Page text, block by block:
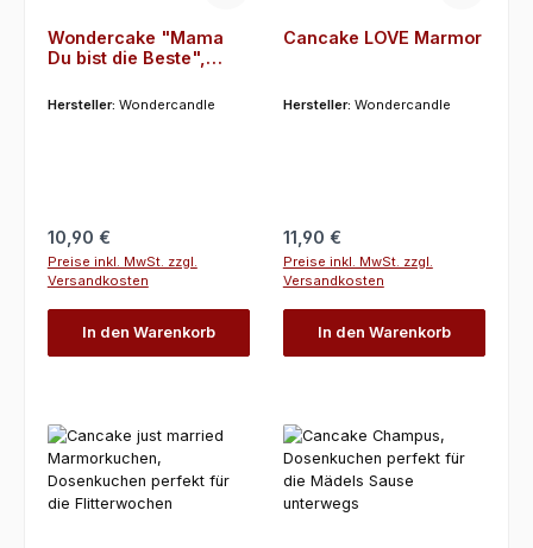
Wondercake "Mama
Du bist die Beste",
für den Muttertag mit
Hersteller: Wondercandle
Regulärer Preis:
10,90 €
Preise inkl. MwSt. zzgl.
Versandkosten
In den Warenkorb
Cancake LOVE Marmor
Hersteller: Wondercandle
Regulärer Preis:
11,90 €
Preise inkl. MwSt. zzgl.
Versandkosten
In den Warenkorb